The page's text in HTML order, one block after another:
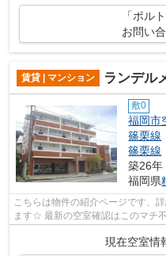
「ポル
お問い
賃貸 | マンション ランデル
敷0
福岡市
篠栗線
篠栗線
築26年
福岡県
こちらは物件の紹介ページです、
ます☆ 最新の空室確認はこのマチ
現在空室情